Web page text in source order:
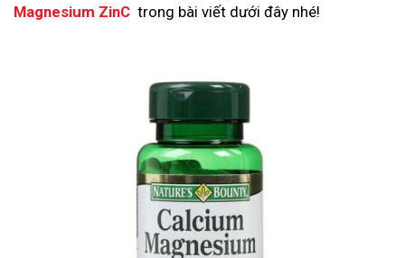
Magnesium ZinC trong bài viết dưới đây nhé!